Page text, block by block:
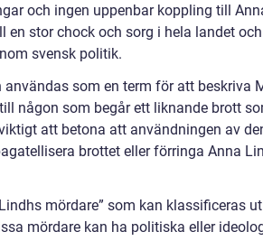
och ingen uppenbar koppling till
en stor chock och sorg i hela landet och
svensk politik.
användas som en term för att beskriva
någon som begår ett liknande brott
att betona att användningen av
brottet eller förringa Anna
mördare” som kan klassificeras
mördare kan ha politiska eller